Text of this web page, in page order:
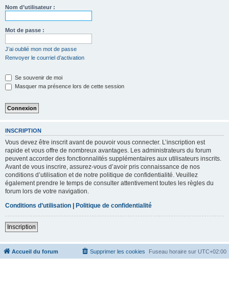
Nom d’utilisateur :
Mot de passe :
J’ai oublié mon mot de passe
Renvoyer le courriel d’activation
Se souvenir de moi
Masquer ma présence lors de cette session
INSCRIPTION
Vous devez être inscrit avant de pouvoir vous connecter. L’inscription est
rapide et vous offre de nombreux avantages. Les administrateurs du forum
peuvent accorder des fonctionnalités supplémentaires aux utilisateurs inscrits.
Avant de vous inscrire, assurez-vous d’avoir pris connaissance de nos
conditions d’utilisation et de notre politique de confidentialité. Veuillez
également prendre le temps de consulter attentivement toutes les règles du
forum lors de votre navigation.
Conditions d’utilisation
Politique de confidentialité
Inscription
Accueil du forum Fuseau horaire sur UTC+02:00
Supprimer les cookies